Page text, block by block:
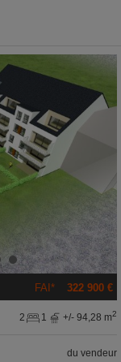
322 900 €
FAI*
2 1 +/- 94,28 m2
du vendeur